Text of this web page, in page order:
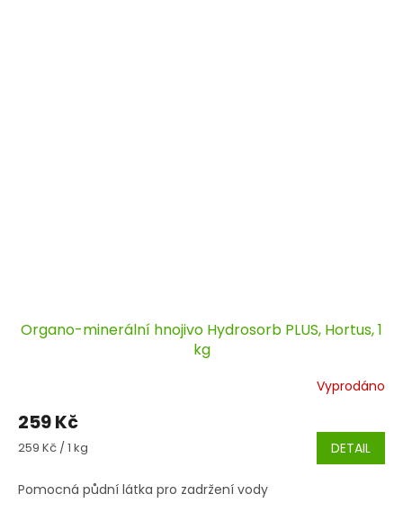
Organo-minerální hnojivo Hydrosorb PLUS, Hortus, 1
kg
Vyprodáno
259 Kč
Měrná
259 Kč / 1 kg DETAIL
Pomocná půdní látka pro zadržení vody